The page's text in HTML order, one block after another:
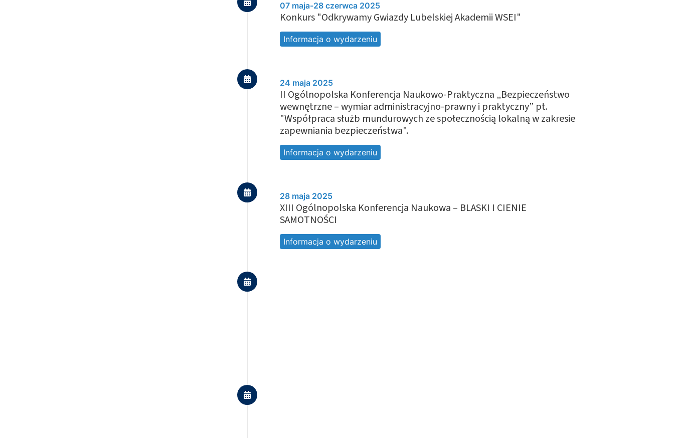
07 maja-28 czerwca 2025
Konkurs "Odkrywamy Gwiazdy Lubelskiej Akademii WSEI"
Informacja o wydarzeniu
24 maja 2025
II Ogólnopolska Konferencja Naukowo-Praktyczna „Bezpieczeństwo
wewnętrzne – wymiar administracyjno-prawny i praktyczny” pt.
"Współpraca służb mundurowych ze społecznością lokalną w zakresie
zapewniania bezpieczeństwa".
Informacja o wydarzeniu
28 maja 2025
XIII Ogólnopolska Konferencja Naukowa – BLASKI I CIENIE
SAMOTNOŚCI
Informacja o wydarzeniu